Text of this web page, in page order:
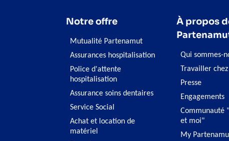
Notre offre
Mutualité Partenamut
Assurances hospitalisation
Police d'attente
hospitalisation
Assurance soins dentaires
Service Social
Achat et location de
matériel
À propos
Qui sommes-
Travailler chez
Presse
Engagements
Communauté
et moi"
My